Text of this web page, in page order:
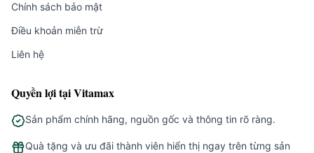
Chính sách bảo mật
Điều khoản miễn trừ
Liên hệ
Quyền lợi tại Vitamax
Sản phẩm chính hãng, nguồn gốc và thông tin rõ ràng.
Quà tặng và ưu đãi thành viên hiển thị ngay trên từng sản